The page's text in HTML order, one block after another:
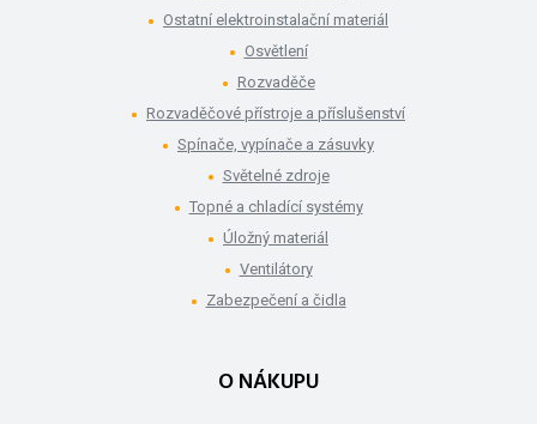
Ostatní elektroinstalační materiál
Osvětlení
Rozvaděče
Rozvaděčové přístroje a příslušenství
Spínače, vypínače a zásuvky
Světelné zdroje
Topné a chladící systémy
Úložný materiál
Ventilátory
Zabezpečení a čidla
O NÁKUPU